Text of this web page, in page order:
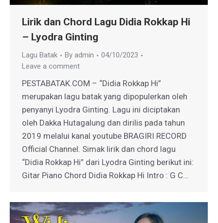
Lirik dan Chord Lagu Didia Rokkap Hi
– Lyodra Ginting
Lagu Batak By admin
04/10/2023
Leave a comment
PESTABATAK.COM – “Didia Rokkap Hi”
merupakan lagu batak yang dipopulerkan oleh
penyanyi Lyodra Ginting. Lagu ini diciptakan
oleh Dakka Hutagalung dan dirilis pada tahun
2019 melalui kanal youtube BRAGIRI RECORD
Official Channel. Simak lirik dan chord lagu
“Didia Rokkap Hi” dari Lyodra Ginting berikut ini:
Gitar Piano Chord Didia Rokkap Hi Intro : G C…